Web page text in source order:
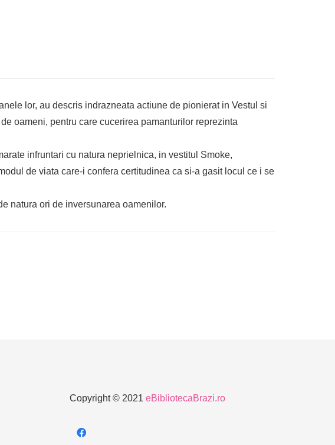
lor, au descris indrazneata actiune de pionierat in Vestul si
oameni, pentru care cucerirea pamanturilor reprezinta
infruntari cu natura neprielnica, in vestitul Smoke,
de viata care-i confera certitudinea ca si-a gasit locul ce i se
natura ori de inversunarea oamenilor.
Copyright © 2021 eBibliotecaBrazi.ro